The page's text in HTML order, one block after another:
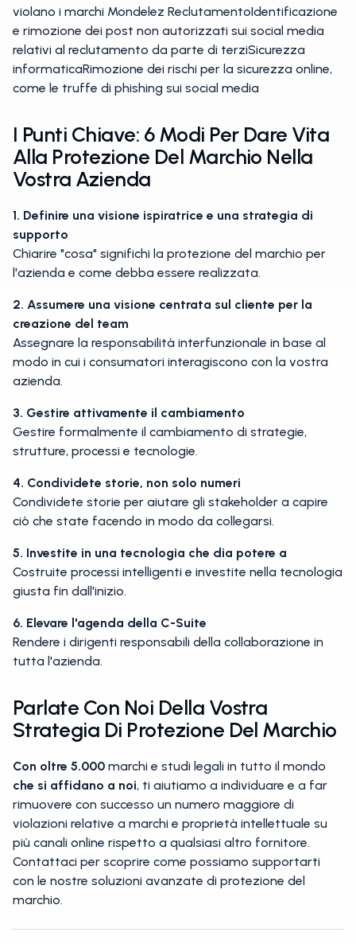
violano i marchi Mondelez ReclutamentoIdentificazione
e rimozione dei post non autorizzati sui social media
relativi al reclutamento da parte di terziSicurezza
informaticaRimozione dei rischi per la sicurezza online,
come le truffe di phishing sui social media
I Punti Chiave: 6 Modi Per Dare Vita
Alla Protezione Del Marchio Nella
Vostra Azienda
1. Definire una visione ispiratrice e una strategia di
supporto
Chiarire "cosa" significhi la protezione del marchio per
l'azienda e come debba essere realizzata.
2. Assumere una visione centrata sul cliente per la
creazione del team
Assegnare la responsabilità interfunzionale in base al
modo in cui i consumatori interagiscono con la vostra
azienda.
3. Gestire attivamente il cambiamento
Gestire formalmente il cambiamento di strategie,
strutture, processi e tecnologie.
4. Condividete storie, non solo numeri
Condividete storie per aiutare gli stakeholder a capire
ciò che state facendo in modo da collegarsi.
5. Investite in una tecnologia che dia potere a
Costruite processi intelligenti e investite nella tecnologia
giusta fin dall'inizio.
6. Elevare l'agenda della C-Suite
Rendere i dirigenti responsabili della collaborazione in
tutta l'azienda.
Parlate Con Noi Della Vostra
Strategia Di Protezione Del Marchio
Con oltre 5.000 marchi e studi legali in tutto il mondo
che si affidano a noi, ti aiutiamo a individuare e a far
rimuovere con successo un numero maggiore di
violazioni relative a marchi e proprietà intellettuale su
più canali online rispetto a qualsiasi altro fornitore.
Contattaci per scoprire come possiamo supportarti
con le nostre soluzioni avanzate di protezione del
marchio.